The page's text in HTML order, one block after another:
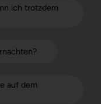
ich trotzdem
auf dem